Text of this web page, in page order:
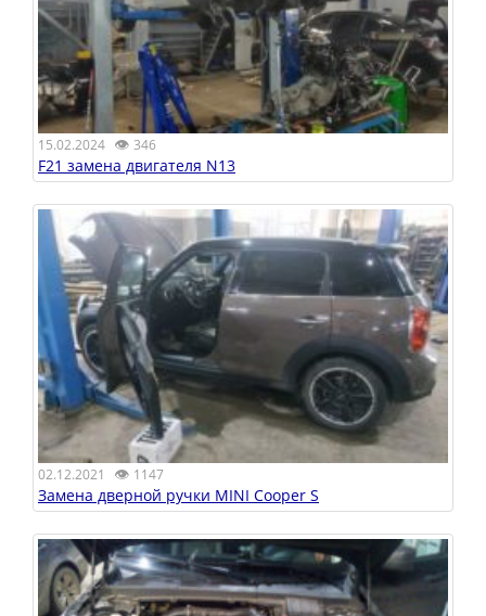
15.02.2024 👁 346
F21 замена двигателя N13
02.12.2021 👁 1147
Замена дверной ручки MINI Cooper S